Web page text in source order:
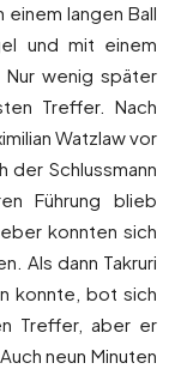
langen Ball
und mit einem
wenig später
Treffer. Nach
Watzlaw vor
der Schlussmann
Führung blieb
konnten sich
Als dann Takruri
konnte, bot sich
Treffer, aber er
neun Minuten